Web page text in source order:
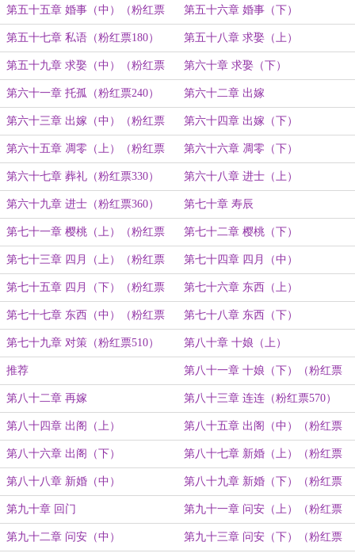
第五十五章 婚事（中）（粉红票
150）
第五十六章 婚事（下）
第五十七章 私语（粉红票180） 第五十八章 求娶（上）
第五十九章 求娶（中）（粉红票
210）
第六十章 求娶（下）
第六十一章 托孤（粉红票240） 第六十二章 出嫁
第六十三章 出嫁（中）（粉红票
280）
第六十四章 出嫁（下）
第六十五章 凋零（上）（粉红票
300）
第六十六章 凋零（下）
第六十七章 葬礼（粉红票330） 第六十八章 进士（上）
第六十九章 进士（粉红票360） 第七十章 寿辰
第七十一章 樱桃（上）（粉红票
390）
第七十二章 樱桃（下）
第七十三章 四月（上）（粉红票
420）
第七十四章 四月（中）
第七十五章 四月（下）（粉红票
450）
第七十六章 东西（上）
第七十七章 东西（中）（粉红票
480）
第七十八章 东西（下）
第七十九章 对策（粉红票510） 第八十章 十娘（上）
推荐 第八十一章 十娘（下）（粉红票
540）
第八十二章 再嫁 第八十三章 连连（粉红票570）
第八十四章 出阁（上） 第八十五章 出阁（中）（粉红票
600）
第八十六章 出阁（下） 第八十七章 新婚（上）（粉红票
630）
第八十八章 新婚（中） 第八十九章 新婚（下）（粉红票
660）
第九十章 回门 第九十一章 问安（上）（粉红票
690）
第九十二章 问安（中） 第九十三章 问安（下）（粉红票